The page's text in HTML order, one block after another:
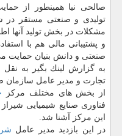
صالحی نیا همینطور از
تولیدی و صنعتی مستقر در
مشكلات در بخش تولید آنها
و پشتیبانی مالی هم با
صنعتی و دانش بنیان حمایت
به گزارش لینك بگیر به
تجارت و مدیر عامل سازمان
از بخش های مختلف مركز
فناوری صنایع شیمیایی
این مركز آشنا شد.
در این بازدید مدیر عامل